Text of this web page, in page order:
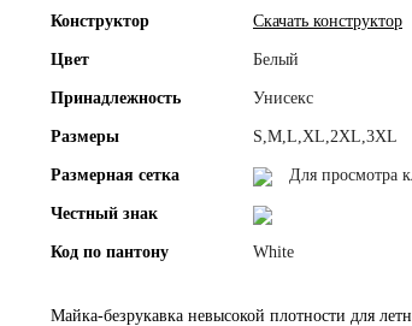
Конструктор Скачать конструктор
Цвет Белый
Принадлежность Унисекс
Размеры S,M,L,XL,2XL,3XL
Размерная сетка Для просмотра
Честный знак
Код по пантону White
Майка-безрукавка невысокой плотности для